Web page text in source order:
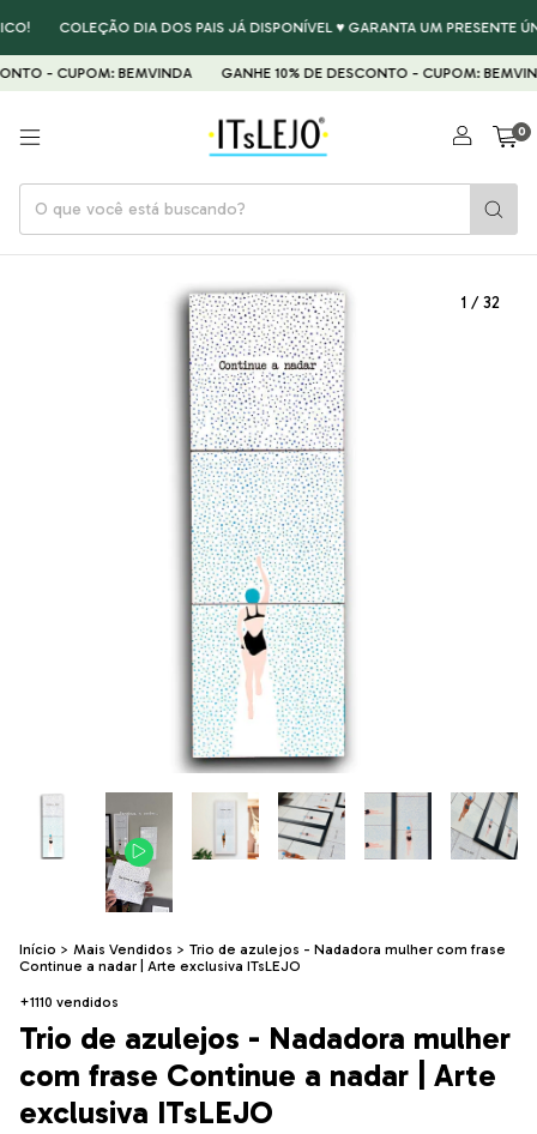
COLEÇÃO DIA DOS PAIS JÁ DISPONÍVEL ♥ GARANTA UM PRESENTE
- CUPOM: BEMVINDA GANHE 10% DE DESCONTO - CUPOM:
0
1 /32
Início > Mais Vendidos > Trio de azulejos - Nadadora mulher com frase
Continue a nadar | Arte exclusiva ITsLEJO
+1110 vendidos
Trio de azulejos - Nadadora mulher
com frase Continue a nadar | Arte
exclusiva ITsLEJO